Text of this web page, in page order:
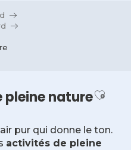
nature
pur qui donne le ton.
activités de pleine